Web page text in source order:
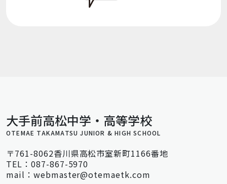
大手前高松中学・高等学校
OTEMAE TAKAMATSU JUNIOR & HIGH SCHOOL
〒761-8062香川県高松市室新町1166番地
TEL：087-867-5970
mail：webmaster@otemaetk.com